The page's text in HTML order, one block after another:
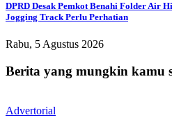
DPRD Desak Pemkot Benahi Folder Air
Jogging Track Perlu Perhatian
Rabu, 5 Agustus 2026
Berita yang mungkin kamu
Advertorial